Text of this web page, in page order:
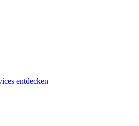
entdecken